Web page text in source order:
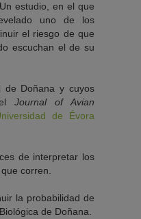
estudio, en el que
uno de los
el riesgo de que
escuchan el de su
de Doñana y cuyos
Journal of Avian
de Évora
de interpretar los
corren.
la probabilidad de
de Doñana.